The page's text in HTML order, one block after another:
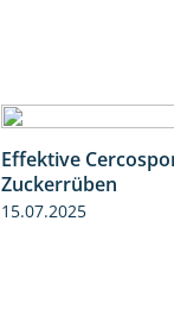
Effektive
Zuckerrüben
15.07.2025